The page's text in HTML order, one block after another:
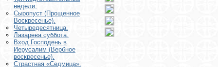
недели.
Сыропуст (Прощенное
Воскресенье).
Четыредесятница.
Лазарева суббота.
Вход Господень в
Иерусалим (Вербное
воскресенье).
Страстная «Седмица».